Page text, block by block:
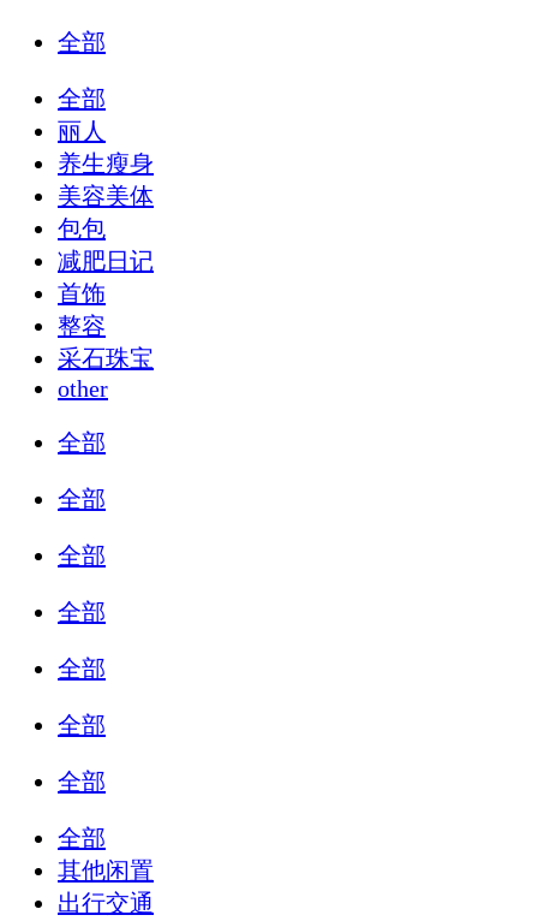
全部
全部
丽人
养生瘦身
美容美体
包包
减肥日记
首饰
整容
采石珠宝
other
全部
全部
全部
全部
全部
全部
全部
全部
其他闲置
出行交通